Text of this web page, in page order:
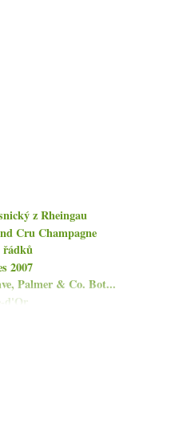
z Rheingau
Cru Champagne
řádků
2007
Palmer & Co. Bot...
d'Or
Kauter
Dolcetto